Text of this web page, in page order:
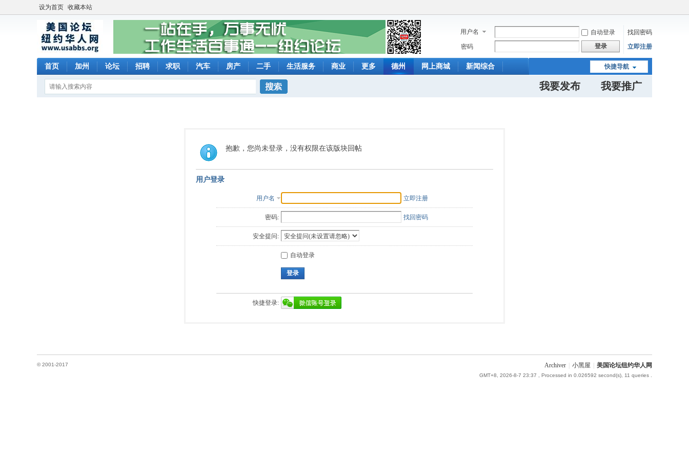
设为首页 收藏本站
用户名 自动登录
找回密码
密码
登录 立即注册
快捷导航
首页 加州 论坛 招聘 求职 汽车 房产 二手 生活服务 商业 更多 德州 网上商城 新闻综合
我要发布 我要推广
抱歉，您尚未登录，没有权限在该版块回帖
用户登录
用户名 立即注册
密码: 找回密码
安全提问:
自动登录
登录
快捷登录:
Archiver 小黑屋 美国论坛纽约华人网
GMT+8, 2026-8-7 23:37 , Processed in 0.026592 second(s), 11 queries .
© 2001-2017